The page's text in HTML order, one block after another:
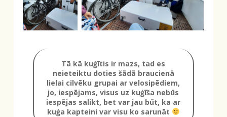
Tā kā kuģītis ir mazs, tad es
neieteiktu doties šādā braucienā
lielai cilvēku grupai ar velosipēdiem,
jo, iespējams, visus uz kuģīša nebūs
iespējas salikt, bet var jau būt, ka ar
kuģa kapteini var visu ko sarunāt